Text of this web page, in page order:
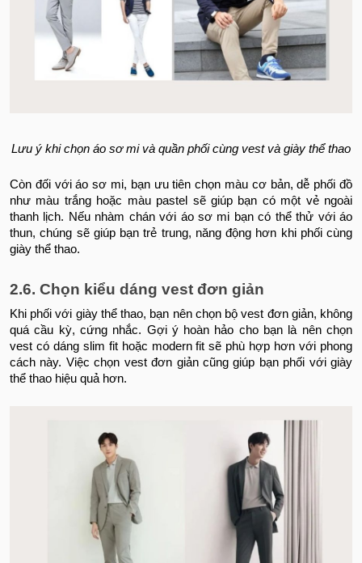
Lưu ý khi chọn áo sơ mi và quần phối cùng vest và giày thể thao
Còn đối với áo sơ mi, bạn ưu tiên chọn màu cơ bản, dễ phối đồ
như màu trắng hoặc màu pastel sẽ giúp bạn có một vẻ ngoài
thanh lịch. Nếu nhàm chán với áo sơ mi bạn có thể thử với áo
thun, chúng sẽ giúp bạn trẻ trung, năng động hơn khi phối cùng
giày thể thao.
2.6. Chọn kiểu dáng vest đơn giản
Khi phối với giày thể thao, bạn nên chọn bộ vest đơn giản, không
quá cầu kỳ, cứng nhắc. Gợi ý hoàn hảo cho bạn là nên chọn
vest có dáng slim fit hoặc modern fit sẽ phù hợp hơn với phong
cách này. Việc chọn vest đơn giản cũng giúp bạn phối với giày
thể thao hiệu quả hơn.